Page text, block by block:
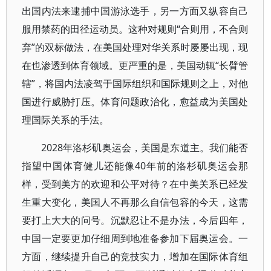
出国内法来逮捕中国游泳选手，另一方面又纵容自己
服用禁药的田径运动员。这种对规则“合则用，不合则
弃”的双标做法，在美国处理对华关系时屡屡出现，现
在也渗透到体育领域。更严重的是，美国动辄“长臂管
辖”，将国内法凌驾于国际组织和国际规则之上，对他
国进行威胁打压。体育问题政治化，愈益成为美国处
理国际关系的手法。
2028年洛杉矶奥运会，美国是东道主。我们能否
指望中国体育健儿还能像40年前的洛杉矶奥运会那
样，受到美方的欢迎和公平对待？在中美关系已经发
生重大变化，美国人不再那么自信包容的今天，这需
要打上大大的问号。沉默忍让不是办法，今后四年，
中国一定要更加仔细周到地准备参加下届奥运会。一
方面，继续提升自己的竞技实力，增加在国际体育组